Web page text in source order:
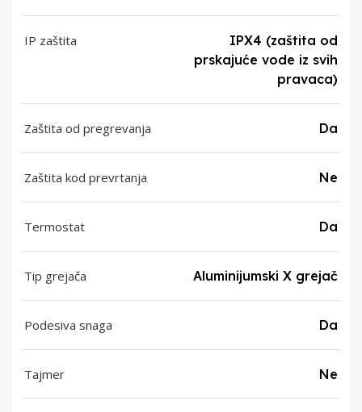
IP zaštita
IPX4 (zaštita od
prskajuće vode iz svih
pravaca)
Zaštita od pregrevanja Da
Zaštita kod prevrtanja Ne
Termostat Da
Tip grejača Aluminijumski X grejač
Podesiva snaga Da
Tajmer Ne